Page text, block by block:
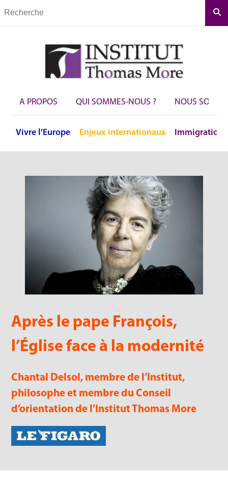
A PROPOS QUI SOMMES-NOUS ? NOUS
Vivre l’Europe Enjeux internationaux Immigration
Après le pape François,
l’Église face à la modernité
Chantal Delsol, membre de l’Institut,
philosophe et membre du Conseil
d’orientation de l’Institut Thomas More